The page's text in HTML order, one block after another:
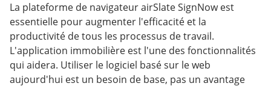
La plateforme de navigateur airSlate SignNow est
essentielle pour augmenter l'efficacité et la
productivité de tous les processus de travail.
L'application immobilière est l'une des fonctionnalités
qui aidera. Utiliser le logiciel basé sur le web
aujourd'hui est un besoin de base, pas un avantage